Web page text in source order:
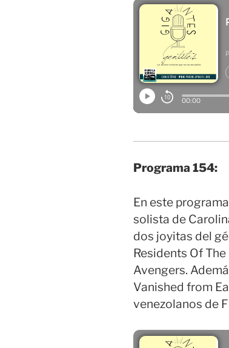
Programa 154:
En este
solista de
dos joyitas del
Residents Of
Avengers.
Vanished from
venezolanos de